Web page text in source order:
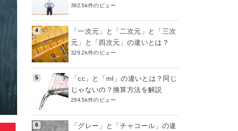
382.5k件のビュー
「一次元」と「二次元」と「三次
元」と「四次元」の違いとは？
329.2k件のビュー
「cc」と「ml」の違いとは？同じ
じゃないの？換算方法を解説
294.5k件のビュー
「グレー」と「チャコール」の違